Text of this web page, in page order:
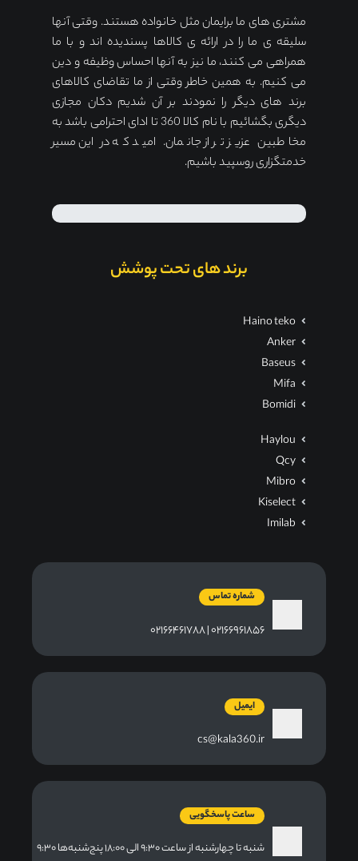
مشتری های ما برایمان مثل خانواده هستند. وقتی آنها
سلیقه ی ما را در ارائه ی کالاها پسندیده اند و با ما
همراهی می کنند، ما نیز به آنها احساس وظیفه و دین
می کنیم. به همین خاطر وقتی از ما تقاضای کالاهای
برند های دیگر را نمودند بر آن شدیم دکان مجازی
دیگری بگشائیم با نام کالا 360 تا ادای احترامی باشد به
مخاطبین عزیز تر از جانمان. امید که در این مسیر
خدمتگزاری روسپید باشیم.
برند های تحت پوشش
Haino teko
Anker
Baseus
Mifa
Bomidi
Haylou
Qcy
Mibro
Kiselect
Imilab
شماره تماس
۰۲۱۶۶۹۶۱۸۵۶ | ۰۲۱۶۶۴۶۱۷۸۸
ایمیل
cs@kala360.ir
ساعت پاسخگویی
شنبه تا چهارشنبه از ساعت ۹:۳۰ الی ۱۸:۰۰ پنج‌شنبه‌ها ۹:۳۰